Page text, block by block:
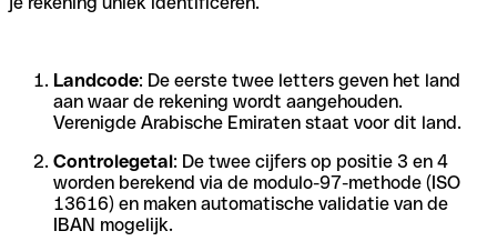
Landcode: De eerste twee letters geven het land
aan waar de rekening wordt aangehouden.
Verenigde Arabische Emiraten staat voor dit land.
Controlegetal: De twee cijfers op positie 3 en 4
worden berekend via de modulo-97-methode (ISO
13616) en maken automatische validatie van de
IBAN mogelijk.